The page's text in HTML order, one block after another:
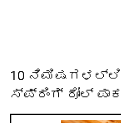
10
ಸ್ಪ್ರಿಂಗ್ ರೋಲ್